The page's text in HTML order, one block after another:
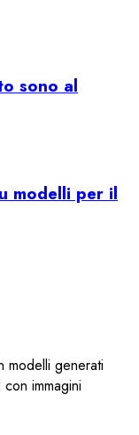
sono al
modelli per il
modelli generati
immagini